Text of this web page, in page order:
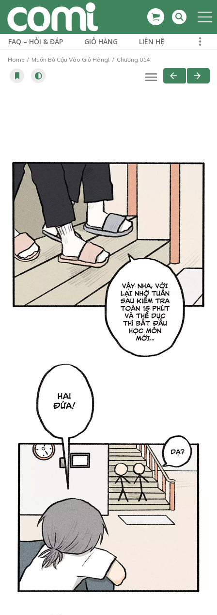
FAQ – HỎI & ĐÁP GIỎ HÀNG LIÊN HỆ
Home Muốn Bỏ Cậu Vào Giỏ Hàng! Chương 014